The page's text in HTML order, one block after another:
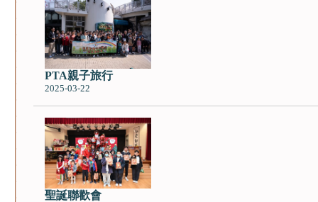
PTA親子旅行
2025-03-22
聖誕聯歡會